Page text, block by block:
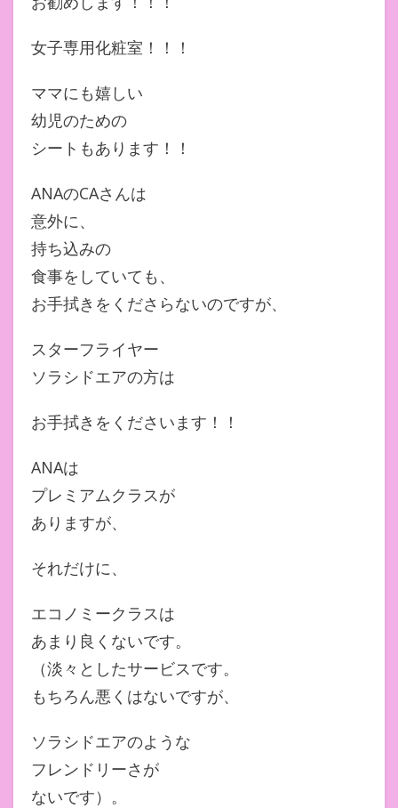
女子専用化粧室！！！
ママにも嬉しい
幼児のための
シートもあります！！
ANAのCAさんは
意外に、
持ち込みの
食事をしていても、
お手拭きをくださらないのですが、
スターフライヤー
ソラシドエアの方は
お手拭きをくださいます！！
ANAは
プレミアムクラスが
ありますが、
それだけに、
エコノミークラスは
あまり良くないです。
（淡々としたサービスです。
もちろん悪くはないですが、
ソラシドエアのような
フレンドリーさが
ないです）。